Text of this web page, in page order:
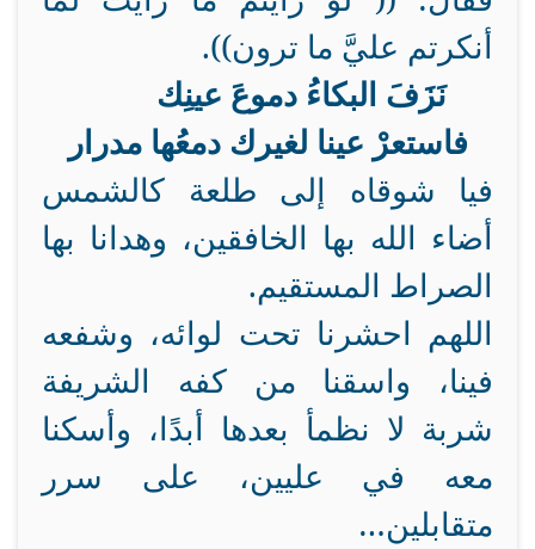
أنكرتم عليَّ ما ترون)).
نَزَفَ البكاءُ دموعَ عينِك
فاستعرْ عينا لغيرك دمعُها مدرار
فيا شوقاه إلى طلعة كالشمس
أضاء الله بها الخافقين، وهدانا بها
الصراط المستقيم.
اللهم احشرنا تحت لوائه، وشفعه
فينا، واسقنا من كفه الشريفة
شربة لا نظمأ بعدها أبدًا، وأسكنا
معه في عليين، على سرر
متقابلين…